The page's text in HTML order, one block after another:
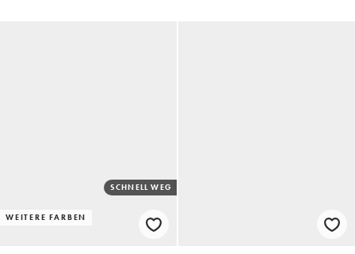
WEITERE FARBEN
SCHNELL WEG